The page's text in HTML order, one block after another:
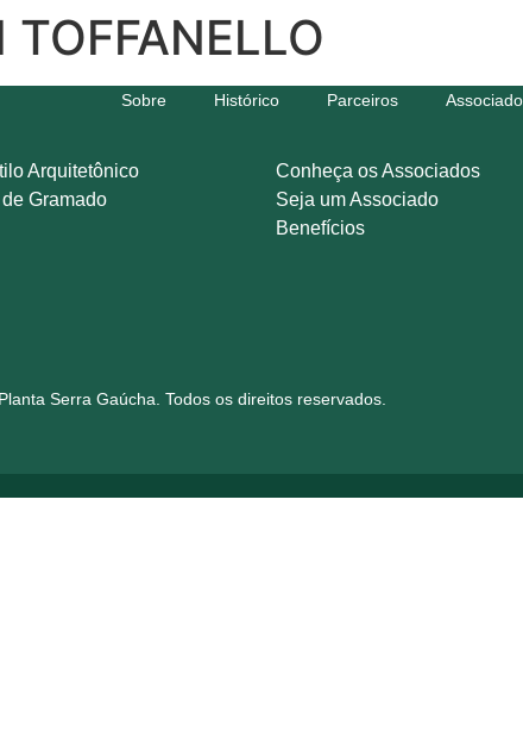
Sobre Histórico Parceiros
TOFFANELLO
Arquitetônico
Gramado
Conheça os Associados
Seja um Associado
Benefícios
Serra Gaúcha. Todos os direitos reservados.